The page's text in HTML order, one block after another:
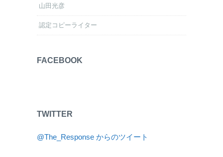
山田光彦
認定コピーライター
FACEBOOK
TWITTER
@The_Response からのツイート